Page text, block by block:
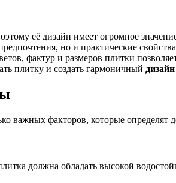
её дизайн имеет огромное
предпочтения, но и практические
фактур и размеров плитки
плитку и создать гармоничный
факторов, которые определят
должна обладать высокой